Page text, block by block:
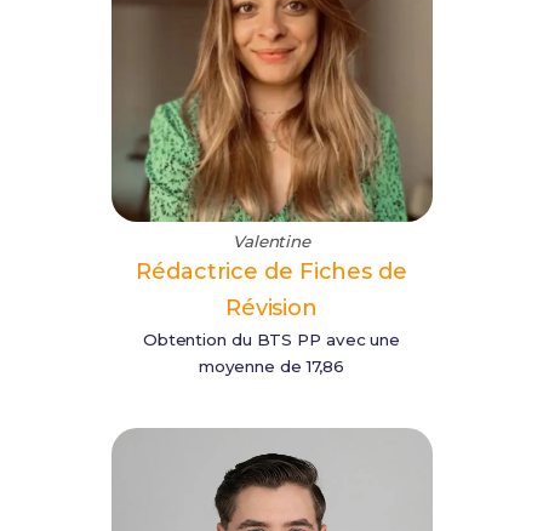
Valentine
Rédactrice de Fiches de
Révision
Obtention du BTS PP avec une
moyenne de 17,86